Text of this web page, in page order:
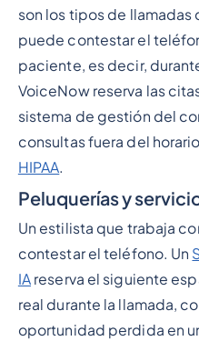
son los tipos de llamadas
puede contestar el
paciente, es decir,
VoiceNow reserva las
sistema de gestión del
consultas fuera del
HIPAA.
Peluquerías y
Un estilista que trabaja
contestar el teléfono. Un
IA reserva el siguiente
real durante la llamada,
oportunidad perdida en